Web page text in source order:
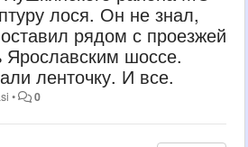
лося. Он не знал,
рядом с проезжей
Ярославским шоссе.
ленточку. И все.
• 0